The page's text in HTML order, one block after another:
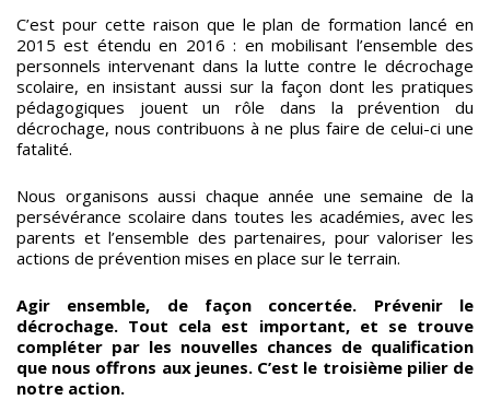
C’est pour cette raison que le plan de formation lancé en
2015 est étendu en 2016 : en mobilisant l’ensemble des
personnels intervenant dans la lutte contre le décrochage
scolaire, en insistant aussi sur la façon dont les pratiques
pédagogiques jouent un rôle dans la prévention du
décrochage, nous contribuons à ne plus faire de celui-ci une
fatalité.
Nous organisons aussi chaque année une semaine de la
persévérance scolaire dans toutes les académies, avec les
parents et l’ensemble des partenaires, pour valoriser les
actions de prévention mises en place sur le terrain.
Agir ensemble, de façon concertée. Prévenir le
décrochage. Tout cela est important, et se trouve
compléter par les nouvelles chances de qualification
que nous offrons aux jeunes. C’est le troisième pilier de
notre action.